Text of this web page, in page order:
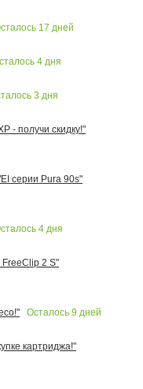
17 дней
4 дня
3 дня
- получи скидку!"
серии Pura 90s"
4 дня
2 S"
Осталось 9 дней
картриджа!"